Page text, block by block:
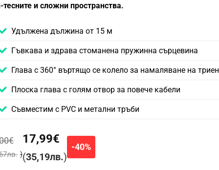
тесните и сложни пространства.
Удължена дължина от 15 м
Гъвкава и здрава стоманена пружинна сърцевина
Глава с 360° въртящо се колело за намаляване на
Плоска глава с голям отвор за повече кабели
Съвместим с PVC и метални тръби
€
лв. )
17,99€
(35,19лв.)
-40%